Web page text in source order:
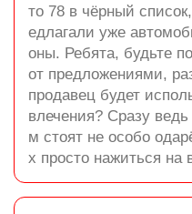
то 78 в чёрный
едлагали уже
оны. Ребята, будьте
от предложениями,
продавец будет
влечения? Сразу
м стоят не особо
х просто нажиться на